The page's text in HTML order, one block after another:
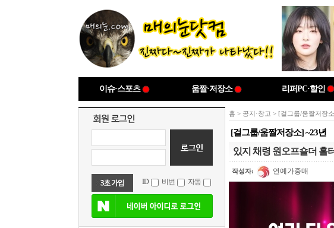
이슈·스포츠 움짤·저장소 리퍼PC·할인
ID 비번 자동
홈 > 공지·창고 > [걸그룹/움짤저장
[걸그룹/움짤저장소] ~23년
있지 채령 원오프숄더 홀
작성자: 연예가중매